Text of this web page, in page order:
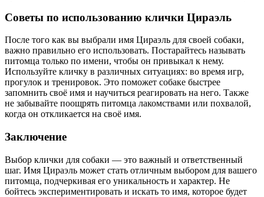
Советы по использованию клички Цираэль
После того как вы выбрали имя Цираэль для своей собаки,
важно правильно его использовать. Постарайтесь называть
питомца только по имени, чтобы он привыкал к нему.
Используйте кличку в различных ситуациях: во время игр,
прогулок и тренировок. Это поможет собаке быстрее
запомнить своё имя и научиться реагировать на него. Также
не забывайте поощрять питомца лакомствами или похвалой,
когда он откликается на своё имя.
Заключение
Выбор клички для собаки — это важный и ответственный
шаг. Имя Цираэль может стать отличным выбором для вашего
питомца, подчеркивая его уникальность и характер. Не
бойтесь экспериментировать и искать то имя, которое будет